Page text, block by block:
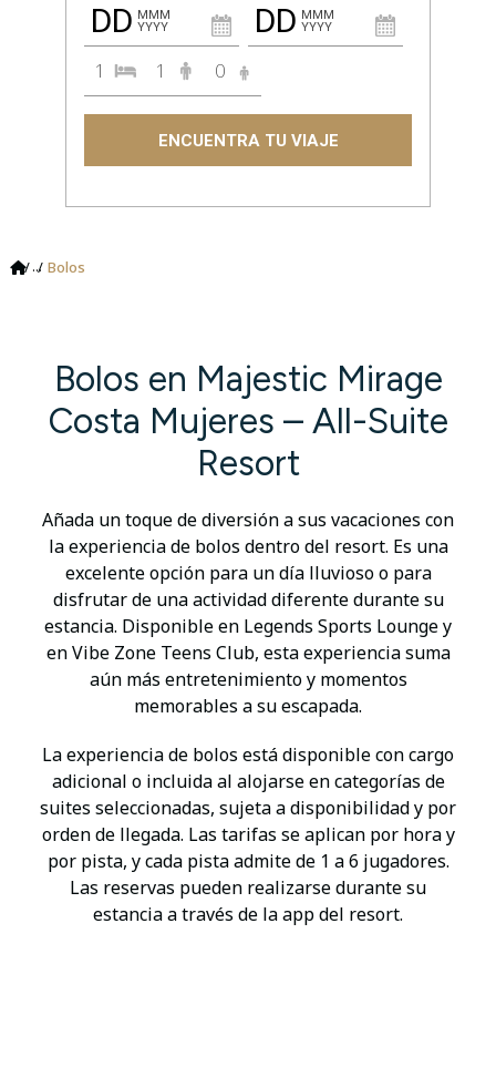
DD MMM
YYYY
DD MMM
YYYY
1 1 0
ENCUENTRA TU VIAJE
... Bolos
Bolos en Majestic Mirage
Costa Mujeres – All-Suite
Resort
Añada un toque de diversión a sus vacaciones con
la experiencia de bolos dentro del resort. Es una
excelente opción para un día lluvioso o para
disfrutar de una actividad diferente durante su
estancia. Disponible en Legends Sports Lounge y
en Vibe Zone Teens Club, esta experiencia suma
aún más entretenimiento y momentos
memorables a su escapada.
La experiencia de bolos está disponible con cargo
adicional o incluida al alojarse en categorías de
suites seleccionadas, sujeta a disponibilidad y por
orden de llegada. Las tarifas se aplican por hora y
por pista, y cada pista admite de 1 a 6 jugadores.
Las reservas pueden realizarse durante su
estancia a través de la app del resort.